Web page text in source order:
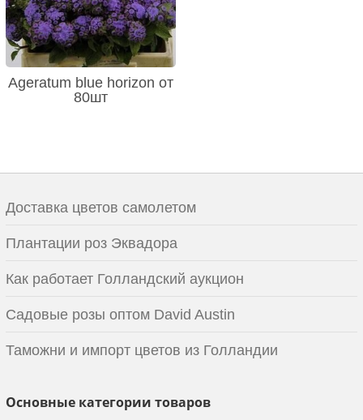
Ageratum blue horizon от
80шт
Доставка цветов самолетом
Плантации роз Эквадора
Как работает Голландский аукцион
Садовые розы оптом David Austin
Таможни и импорт цветов из Голландии
Основные категории товаров